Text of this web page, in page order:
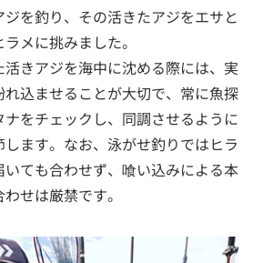
を釣り、その活きたアジをエサと
メに挑みました。
きアジを海中に沈める際には、実
込ませることが大切で、常に魚探
をチェックし、同調させるように
ます。なお、泳がせ釣りではヒラ
ても合わせず、喰い込みによる本
せは厳禁です。